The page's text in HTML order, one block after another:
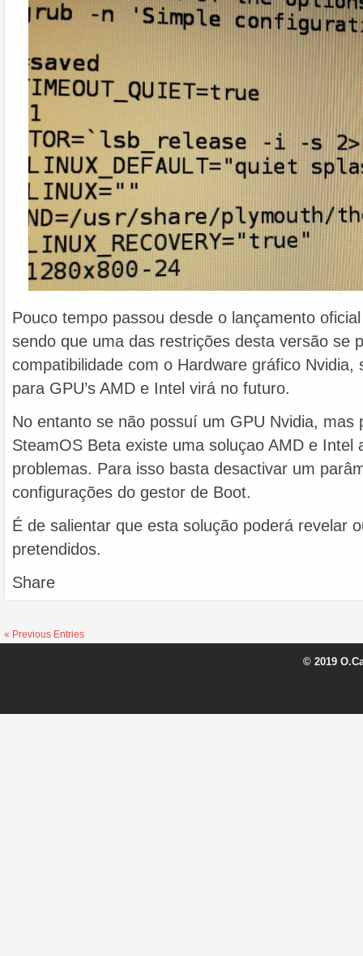
Pouco tempo passou desde o lançamento
sendo que uma das restrições desta versão se
compatibilidade com o Hardware gráfico Nvidia,
para GPU’s AMD e Intel virá no futuro.
No entanto se não possuí um GPU Nvidia, mas
SteamOS Beta existe uma soluçao AMD e Intel
problemas. Para isso basta desactivar um
configurações do gestor de Boot.
É de salientar que esta solução poderá revelar
pretendidos.
Share
« Previous Entries
© 2019